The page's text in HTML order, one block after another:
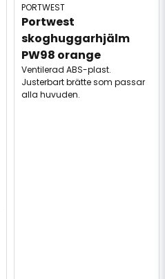
PORTWEST
Portwest
skoghuggarhjälm
PW98 orange
Ventilerad ABS-plast.
Justerbart brätte som passar
alla huvuden.